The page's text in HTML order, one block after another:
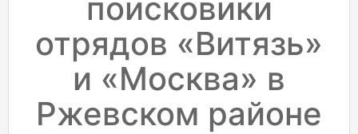
поисковики
отрядов «Витязь»
и «Москва» в
Ржевском районе